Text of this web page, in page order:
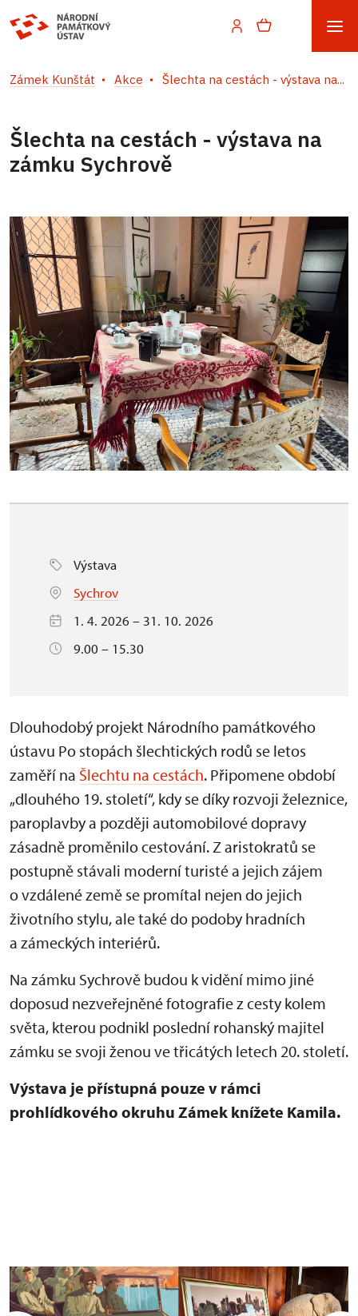
Zámek Kunštát Akce Šlechta na cestách - výstava na...
Šlechta na cestách - výstava na
zámku Sychrově
Výstava
Sychrov
1. 4. 2026 – 31. 10. 2026
9.00 – 15.30
Dlouhodobý projekt Národního památkového
ústavu Po stopách šlechtických rodů se letos
zaměří na Šlechtu na cestách. Připomene období
„dlouhého 19. století“, kdy se díky rozvoji železnice,
paroplavby a později automobilové dopravy
zásadně proměnilo cestování. Z aristokratů se
postupně stávali moderní turisté a jejich zájem
o vzdálené země se promítal nejen do jejich
životního stylu, ale také do podoby hradních
a zámeckých interiérů.
Na zámku Sychrově budou k vidění mimo jiné
doposud nezveřejněné fotografie z cesty kolem
světa, kterou podnikl poslední rohanský majitel
zámku se svoji ženou ve třicátých letech 20. století.
Výstava je přístupná pouze v rámci
prohlídkového okruhu Zámek knížete Kamila.